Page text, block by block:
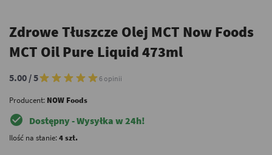
Zdrowe Tłuszcze Olej MCT Now Foods
MCT Oil Pure Liquid 473ml
5.00 / 5 6 opinii
Producent: NOW Foods
check_circle Dostępny - Wysyłka w 24h!
Ilość na stanie:4 szt.